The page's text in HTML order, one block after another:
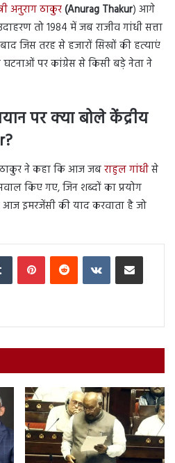
अनुराग ठाकुर(Anurag Thakur) आगे
तो 1984 में जब राजीव गांधी सत्ता
जिस तरह से हजारों सिखों की हत्याएं
पर कांग्रेस से किसी बड़े नेता ने
पर क्या बोले केंद्रीय
ठाकुर ने कहा कि आज जबराहुल गांधीसे
किए गए, जिन शब्दों का प्रयोग
आज इमरजेंसी की याद करवाता है जो
Tumblr PinterestReddit VKontakteShare via Email